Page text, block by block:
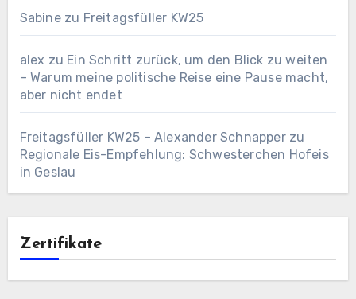
Sabinezu Freitagsfüller KW25
alex zu Ein Schritt zurück, um den Blick zu weiten
– Warum meine politische Reise eine Pause macht,
aber nicht endet
Freitagsfüller KW25 – Alexander Schnapperzu
Regionale Eis-Empfehlung: Schwesterchen Hofeis
in Geslau
Zertifikate